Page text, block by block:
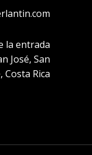
la entrada
José, San
Costa Rica